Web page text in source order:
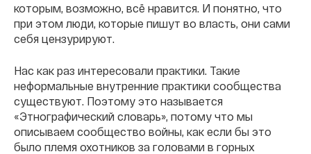
которым, возможно, всё нравится. И понятно, что
при этом люди, которые пишут во власть, они сами
себя цензурируют.
Нас как раз интересовали практики. Такие
неформальные внутренние практики сообщества
существуют. Поэтому это называется
«Этнографический словарь», потому что мы
описываем сообщество войны, как если бы это
было племя охотников за головами в горных